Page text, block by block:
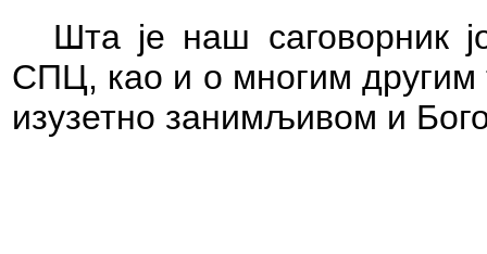
Шта је наш саговорник
СПЦ, као и о многим другим
изузетно занимљивом и